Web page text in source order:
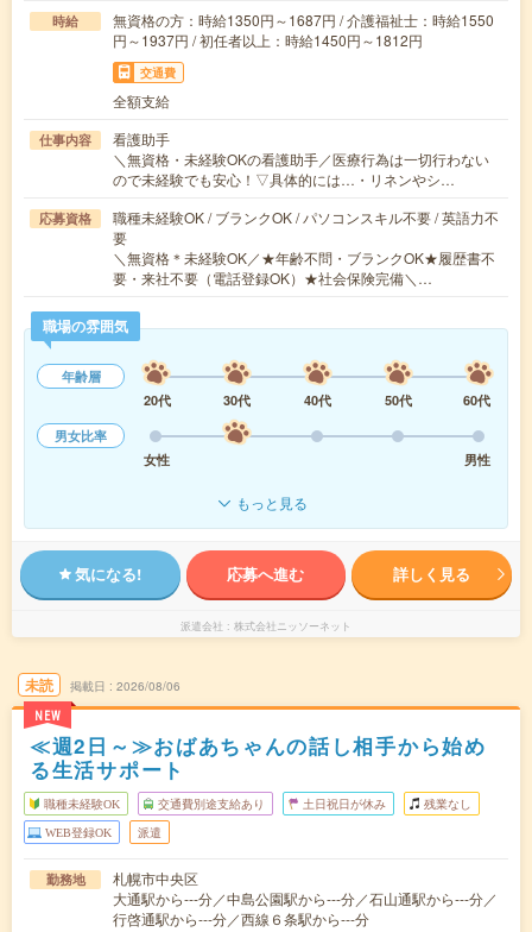
時給
無資格の方：時給1350円～1687円 / 介護福祉士：時給1550
円～1937円 / 初任者以上：時給1450円～1812円
交通費
全額支給
仕事内容
看護助手
＼無資格・未経験OKの看護助手／医療行為は一切行わない
ので未経験でも安心！▽具体的には…・リネンやシ…
応募資格
職種未経験OK / ブランクOK / パソコンスキル不要 / 英語力不
要
＼無資格＊未経験OK／★年齢不問・ブランクOK★履歴書不
要・来社不要（電話登録OK）★社会保険完備＼…
職場の雰囲気
年齢層
20代
30代 40代 50代
60代
男女比率
女性
男性
もっと見る
気になる! 応募へ進む 詳しく見る
派遣会社 株式会社ニッソーネット
未読
NEW
掲載日 2026/08/06
≪週2日～≫おばあちゃんの話し相手から始め
る生活サポート
職種未経験OK 交通費別途支給あり 土日祝日が休み 残業なし
WEB登録OK 派遣
勤務地
札幌市中央区
大通駅から---分／中島公園駅から---分／石山通駅から---分／
行啓通駅から---分／西線６条駅から---分